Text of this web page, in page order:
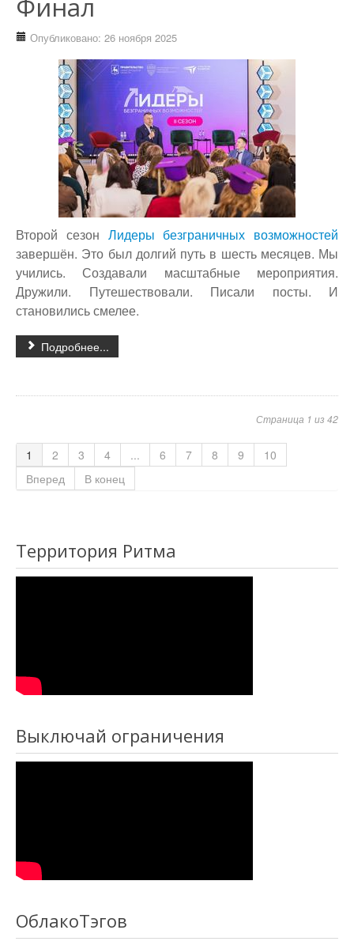
Финал
Опубликовано: 26 ноября 2025
Второй сезон Лидеры безграничных возможностей
завершён. Это был долгий путь в шесть месяцев. Мы
учились. Создавали масштабные мероприятия.
Дружили. Путешествовали. Писали посты. И
становились смелее.
Подробнее...
Страница 1 из 42
1 2 3 4 ... 6 7 8 9
10
Вперед
В конец
Территория Ритма
Выключай ограничения
ОблакоТэгов